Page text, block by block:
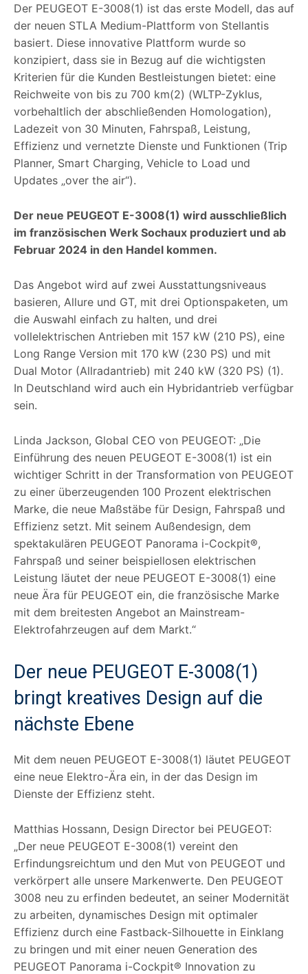
Der PEUGEOT E-3008(1) ist das erste Modell, das auf
der neuen STLA Medium-Plattform von Stellantis
basiert. Diese innovative Plattform wurde so
konzipiert, dass sie in Bezug auf die wichtigsten
Kriterien für die Kunden Bestleistungen bietet: eine
Reichweite von bis zu 700 km(2) (WLTP-Zyklus,
vorbehaltlich der abschließenden Homologation),
Ladezeit von 30 Minuten, Fahrspaß, Leistung,
Effizienz und vernetzte Dienste und Funktionen (Trip
Planner, Smart Charging, Vehicle to Load und
Updates „over the air“).
Der neue PEUGEOT E-3008(1) wird ausschließlich
im französischen Werk Sochaux produziert und ab
Februar 2024 in den Handel kommen.
Das Angebot wird auf zwei Ausstattungsniveaus
basieren, Allure und GT, mit drei Optionspaketen, um
die Auswahl einfach zu halten, und drei
vollelektrischen Antrieben mit 157 kW (210 PS), eine
Long Range Version mit 170 kW (230 PS) und mit
Dual Motor (Allradantrieb) mit 240 kW (320 PS) (1).
In Deutschland wird auch ein Hybridantrieb verfügbar
sein.
Linda Jackson, Global CEO von PEUGEOT: „Die
Einführung des neuen PEUGEOT E-3008(1) ist ein
wichtiger Schritt in der Transformation von PEUGEOT
zu einer überzeugenden 100 Prozent elektrischen
Marke, die neue Maßstäbe für Design, Fahrspaß und
Effizienz setzt. Mit seinem Außendesign, dem
spektakulären PEUGEOT Panorama i-Cockpit®,
Fahrspaß und seiner beispiellosen elektrischen
Leistung läutet der neue PEUGEOT E-3008(1) eine
neue Ära für PEUGEOT ein, die französische Marke
mit dem breitesten Angebot an Mainstream-
Elektrofahrzeugen auf dem Markt.“
Der neue PEUGEOT E-3008(1)
bringt kreatives Design auf die
nächste Ebene
Mit dem neuen PEUGEOT E-3008(1) läutet PEUGEOT
eine neue Elektro-Ära ein, in der das Design im
Dienste der Effizienz steht.
Matthias Hossann, Design Director bei PEUGEOT:
„Der neue PEUGEOT E-3008(1) vereint den
Erfindungsreichtum und den Mut von PEUGEOT und
verkörpert alle unsere Markenwerte. Den PEUGEOT
3008 neu zu erfinden bedeutet, an seiner Modernität
zu arbeiten, dynamisches Design mit optimaler
Effizienz durch eine Fastback-Silhouette in Einklang
zu bringen und mit einer neuen Generation des
PEUGEOT Panorama i-Cockpit® Innovation zu